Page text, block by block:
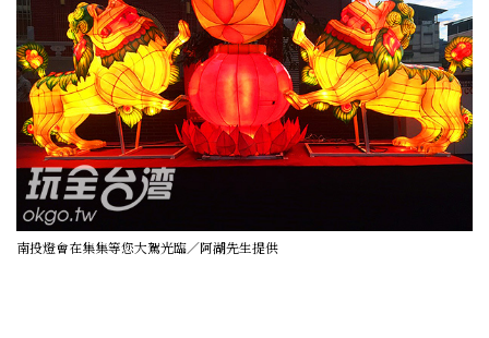
南投燈會在集集等您大駕光臨／阿湖先生提供